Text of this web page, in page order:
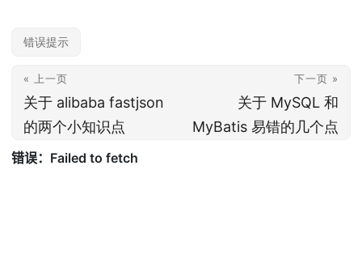
错误提示
« 上一页
关于 alibaba fastjson
的两个小知识点
下一页 »
关于 MySQL 和
MyBatis 易错的几个点